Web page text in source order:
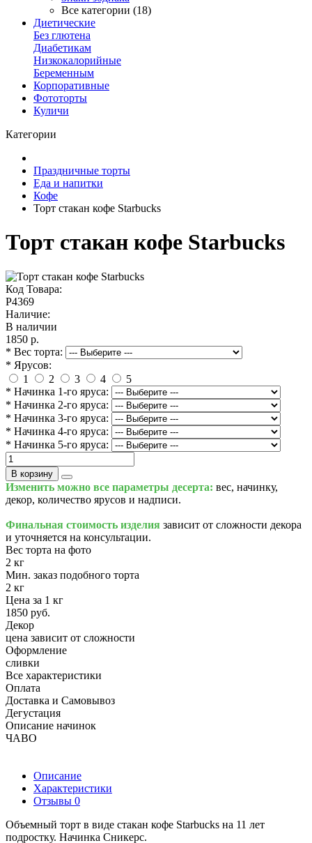
Все категории (18)
Диетические
Без глютена
Диабетикам
Низкокалорийные
Беременным
Корпоративные
Фототорты
Куличи
Категории
Праздничные торты
Еда и напитки
Кофе
Торт стакан кофе Starbucks
Торт стакан кофе Starbucks
Код Товара:
P4369
Наличие:
В наличии
1850 р.
* Вес торта:
* Ярусов:
1
2 3 4
5
* Начинка 1-го яруса:
* Начинка 2-го яруса:
* Начинка 3-го яруса:
* Начинка 4-го яруса:
* Начинка 5-го яруса:
В корзину
Изменить можно все параметры десерта: вес, начинку,
декор, количество ярусов и надписи.
Финальная стоимость изделия зависит от сложности декора
и уточняется на консультации.
Вес торта на фото
2 кг
Мин. заказ подобного торта
2 кг
Цена за 1 кг
1850 руб.
Декор
цена зависит от сложности
Оформление
сливки
Все характеристики
Оплата
Доставка и Самовывоз
Дегустация
Описание начинок
ЧАВО
Описание
Характеристики
Отзывы 0
Объемный торт в виде стакан кофе Starbucks на 11 лет
подростку. Начинка Сникерс.